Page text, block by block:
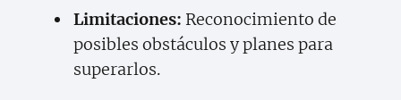
Limitaciones: Reconocimiento de
posibles obstáculos y planes para
superarlos.